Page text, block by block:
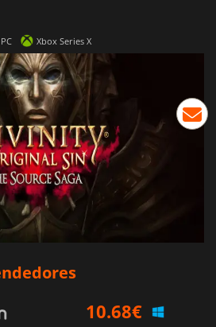
PC Xbox Series X
18.60€